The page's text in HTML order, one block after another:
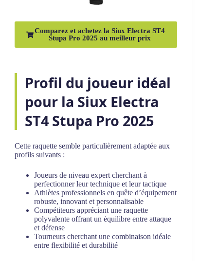
Comparez et achetez la Siux Electra ST4
Stupa Pro 2025 au meilleur prix
Profil du joueur idéal
pour la Siux Electra
ST4 Stupa Pro 2025
Cette raquette semble particulièrement adaptée aux
profils suivants :
Joueurs de niveau expert cherchant à
perfectionner leur technique et leur tactique
Athlètes professionnels en quête d’équipement
robuste, innovant et personnalisable
Compétiteurs appréciant une raquette
polyvalente offrant un équilibre entre attaque
et défense
Tourneurs cherchant une combinaison idéale
entre flexibilité et durabilité